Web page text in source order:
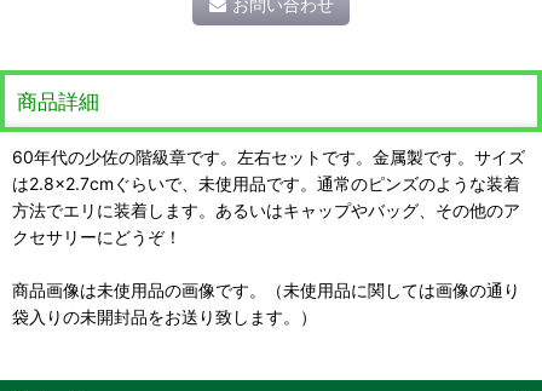
商品詳細
60年代の少佐の階級章です。左右セットです。金属製です。サイズ
は2.8×2.7cmぐらいで、未使用品です。通常のピンズのような装着
方法でエリに装着します。あるいはキャップやバッグ、その他のア
クセサリーにどうぞ！
商品画像は未使用品の画像です。（未使用品に関しては画像の通り
袋入りの未開封品をお送り致します。）